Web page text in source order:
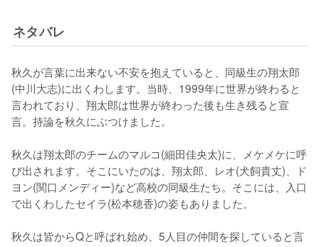
ネタバレ
秋久が言葉に出来ない不安を抱えていると、同級生の翔太郎
(中川大志)に出くわします。当時、1999年に世界が終わると
言われており、翔太郎は世界が終わった後も生き残ると宣
言。持論を秋久にぶつけました。
秋久は翔太郎のチームのマルコ(細田佳央太)に、メケメケに呼
び出されます。そこにいたのは、翔太郎、レオ(犬飼貴丈)、ド
ヨン(関口メンディー)など高校の同級生たち。そこには、入口
で出くわしたセイラ(松本穂香)の姿もありました。
秋久は皆からQと呼ばれ始め、5人目の仲間を探していると言